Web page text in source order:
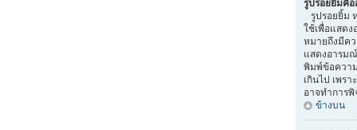
รูปรอยยิ้มคือ
รูปรอยยิ้ม
ใช้เพื่อแสดง
หมายถึงมีคว
แสดงอารม
พิมพ์ข้อควา
เกินไป เพร
อาจทำการ
ข้างบน